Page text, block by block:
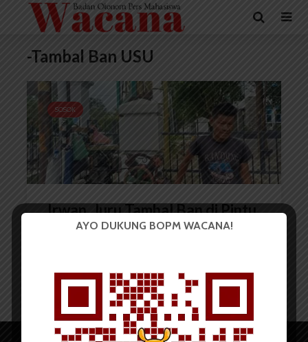
-Tambal Ban USU
SOSOK
Irwan, Juru Tambal Ban di Pintu
Satu USU
AYO DUKUNG BOPM WACANA!